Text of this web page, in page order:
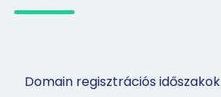
Domain regisztrációs időszakok